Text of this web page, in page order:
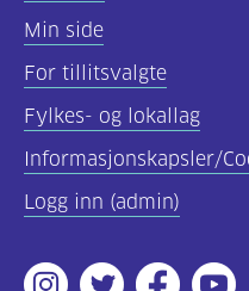
Min side
For tillitsvalgte
Fylkes- og lokallag
Informasjonskapsler/
Logg inn (admin)
Instagram
TwitterFacebook